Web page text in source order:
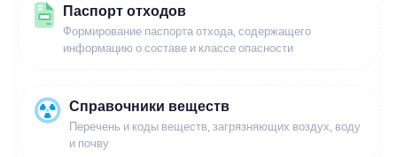
Паспорт отходов
Формирование паспорта отхода, содержащего
информацию о составе и классе опасности
Справочники веществ
Перечень и коды веществ, загрязняющих воздух, воду
и почву